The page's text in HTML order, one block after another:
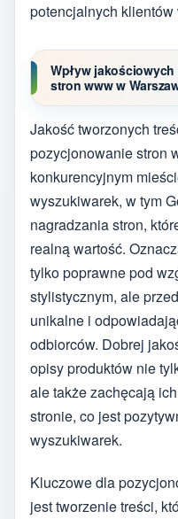
potencjalnych klientów
Wpływ
stron www w
Jakość tworzonych
pozycjonowanie stron
konkurencyjnym
wyszukiwarek, w tym
nagradzania stron,
realną wartość.
tylko poprawne pod
stylistycznym, ale
unikalne i
odbiorców. Dobrej
opisy produktów nie
ale także zachęcają
stronie, co jest
wyszukiwarek.
Kluczowe dla
jest tworzenie treści,